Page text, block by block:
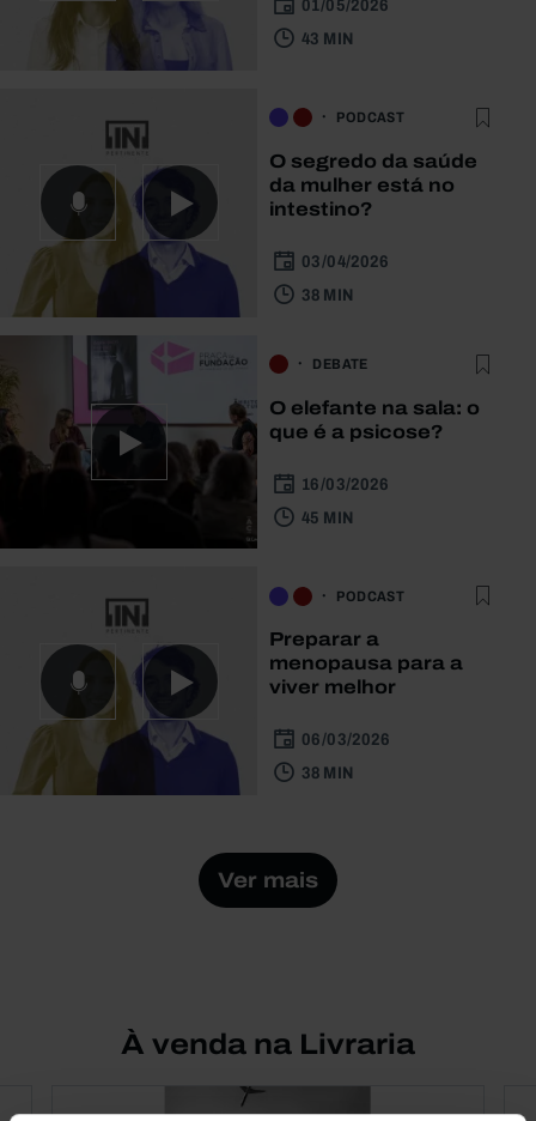
01/05/2026
43 MIN
PODCAST
O segredo da saúde
da mulher está no
intestino?
03/04/2026
38 MIN
DEBATE
O elefante na sala: o
que é a psicose?
16/03/2026
45 MIN
PODCAST
Preparar a
menopausa para a
viver melhor
06/03/2026
38 MIN
Ver mais
À venda na Livraria